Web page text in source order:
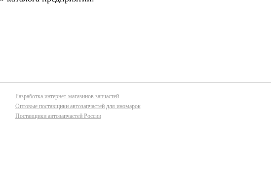
Разработка интернет-магазинов запчастей
Оптовые поставщики автозапчастей для иномарок
Поставщики автозапчастей России